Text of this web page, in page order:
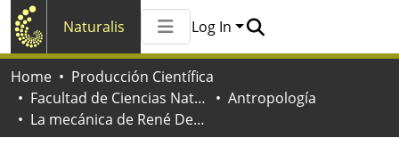
Naturalis
All of Naturalis
Log In
Home
Producción Científica
Facultad de Ciencias Naturales y Museo
Antropología
La mecánica de René Descartes